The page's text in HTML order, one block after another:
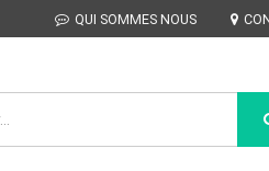
QUI SOMMES NOUS